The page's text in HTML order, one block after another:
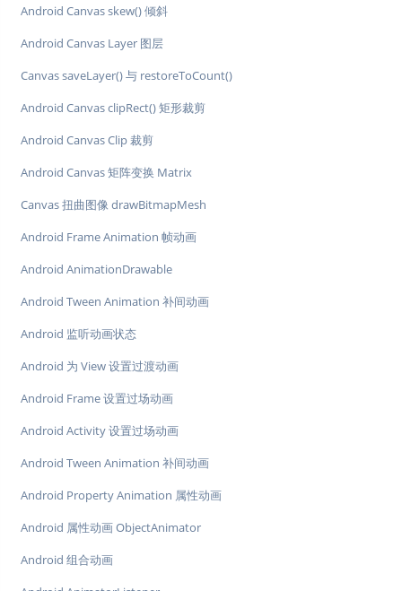
Android Canvas skew() 倾斜
Android Canvas Layer 图层
Canvas saveLayer() 与 restoreToCount()
Android Canvas clipRect() 矩形裁剪
Android Canvas Clip 裁剪
Android Canvas 矩阵变换 Matrix
Canvas 扭曲图像 drawBitmapMesh
Android Frame Animation 帧动画
Android AnimationDrawable
Android Tween Animation 补间动画
Android 监听动画状态
Android 为 View 设置过渡动画
Android Frame 设置过场动画
Android Activity 设置过场动画
Android Tween Animation 补间动画
Android Property Animation 属性动画
Android 属性动画 ObjectAnimator
Android 组合动画